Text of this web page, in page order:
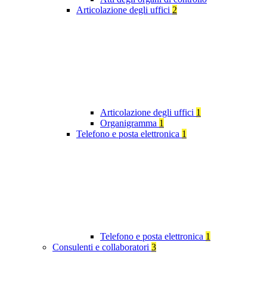
Articolazione degli uffici 2
Articolazione degli uffici 1
Organigramma 1
Telefono e posta elettronica 1
Telefono e posta elettronica 1
Consulenti e collaboratori 3